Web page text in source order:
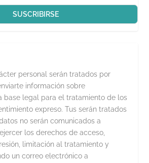
personal serán tratados por
información sobre
base legal para el tratamiento de los
expreso. Tus serán tratados
no serán comunicados a
los derechos de acceso,
limitación al tratamiento y
un correo electrónico a